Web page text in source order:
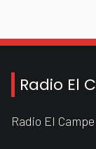
Radio El
Radio El